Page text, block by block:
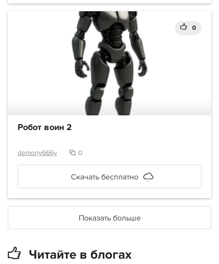
0
Робот воин 2
demony666y 0
Скачать бесплатно
Показать больше
Читайте в блогах